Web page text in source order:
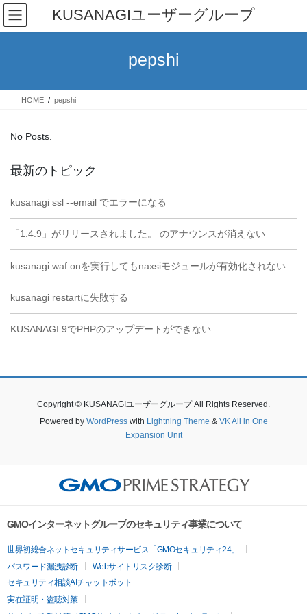
Skip
the
Skip
the
KUSANAGIユーザーグループ
pepshi
HOME pepshi
No Posts.
最新のトピック
kusanagi ssl --email でエラーになる
「1.4.9」がリリースされました。 のアナウンスが消えない
kusanagi waf onを実行してもnaxsiモジュールが有効化されない
kusanagi restartに失敗する
KUSANAGI 9でPHPのアップデートができない
Copyright © KUSANAGIユーザーグループ All Rights Reserved.
Powered by WordPresswith Lightning Theme & VK All in One
Expansion Unit
GMOインターネットグループのセキュリティ事業について
世界初総合ネットセキュリティサービス「GMOセキュリティ24」
パスワード漏洩診断
Webサイトリスク診断
セキュリティ相談AIチャットボット
実在証明・盗聴対策